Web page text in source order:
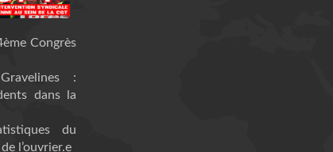
Congrès
:
dans la
du
l’ouvrier.e